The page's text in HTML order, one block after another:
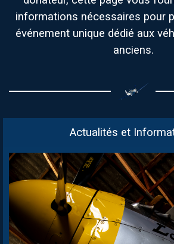
informations nécessaires pour
événement unique dédié aux
anciens.
Actualités et